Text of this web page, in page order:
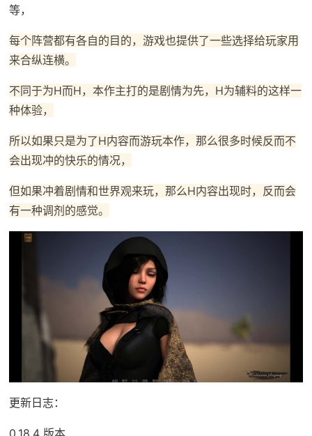
等，
每个阵营都有各自的目的，游戏也提供了一些选择给玩家用
来合纵连横。
不同于为H而H，本作主打的是剧情为先，H为辅料的这样一
种体验，
所以如果只是为了H内容而游玩本作，那么很多时候反而不
会出现冲的快乐的情况，
但如果冲着剧情和世界观来玩，那么H内容出现时，反而会
有一种调剂的感觉。
更新日志：
0.18.4 版本